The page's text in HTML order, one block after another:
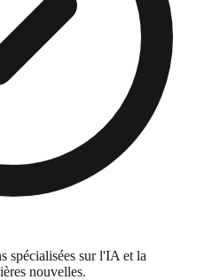
spécialisées sur l'IA et la
nouvelles.